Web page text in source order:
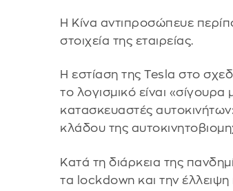
Η Κίνα αντιπροσώπευε
στοιχεία της εταιρείας.
Η εστίαση της Tesla στο
το λογισμικό είναι
κατασκευαστές
κλάδου της
Κατά τη διάρκεια της
τα lockdown και την έλλειψη